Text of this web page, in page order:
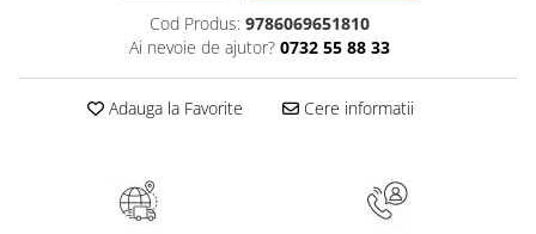
Literatura Universala
Romane de dragoste, Carti
romantice
Senzatii/Erotic
Cod Produs: 9786069651810
Ai nevoie de ajutor? 0732 55 88 33
Adauga la Favorite Cere informatii